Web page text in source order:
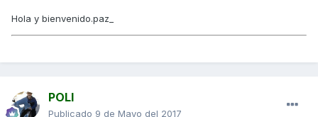
Hola y bienvenido.paz_
POLI
Publicado 9 de Mayo del 2017